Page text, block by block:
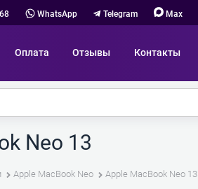
WhatsApp Telegram Max
Оплата Отзывы Контакты
Neo 13
Apple MacBook Neo Apple MacBook Neo 13